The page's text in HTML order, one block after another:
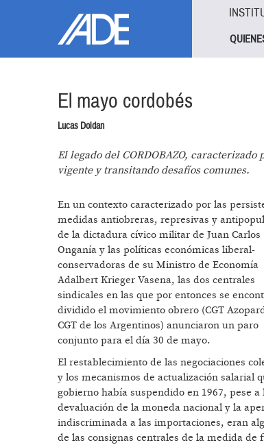
El mayo cordobés
Lucas Doldan
El legado del CORDOBAZO,
vigente y transitando desafíos comunes.
En un contexto caracterizado por las
medidas antiobreras, represivas y
de la dictadura cívico militar de Juan Carlos
Onganía y las políticas económicas liberal-
conservadoras de su Ministro de Economía
Adalbert Krieger Vasena, las dos centrales
sindicales en las que por entonces se
dividido el movimiento obrero (CGT
CGT de los Argentinos) anunciaron un paro
conjunto para el día 30 de mayo.
El restablecimiento de las negociaciones
y los mecanismos de actualización salarial
gobierno había suspendido en 1967, pese a
devaluación de la moneda nacional y la
indiscriminada a las importaciones, eran
de las consignas centrales de la medida de